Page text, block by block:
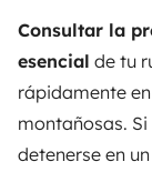
Consultar la
esencial de tu
rápidamente
montañosas.
detenerse en